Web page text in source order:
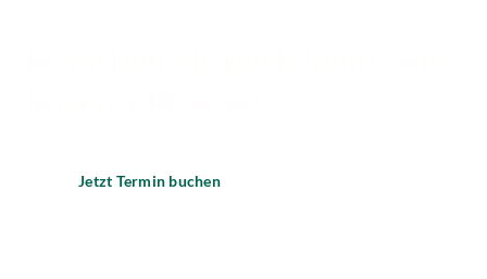
Jetzt Termin buchen